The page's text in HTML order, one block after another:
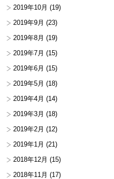
2019年10月 (19)
2019年9月 (23)
2019年8月 (19)
2019年7月 (15)
2019年6月 (15)
2019年5月 (18)
2019年4月 (14)
2019年3月 (18)
2019年2月 (12)
2019年1月 (21)
2018年12月 (15)
2018年11月 (17)